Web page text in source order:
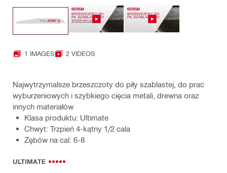
1 IMAGES 2 VIDEOS
Najwytrzymalsze brzeszczoty do piły szablastej, do prac
wyburzeniowych i szybkiego cięcia metali, drewna oraz
innych materiałów
Klasa produktu: Ultimate
Chwyt: Trzpień 4-kątny 1/2 cala
Zębów na cal: 6-8
ULTIMATE